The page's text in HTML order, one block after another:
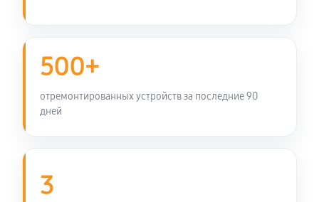
500+
отремонтированных устройств за последние 90
дней
3